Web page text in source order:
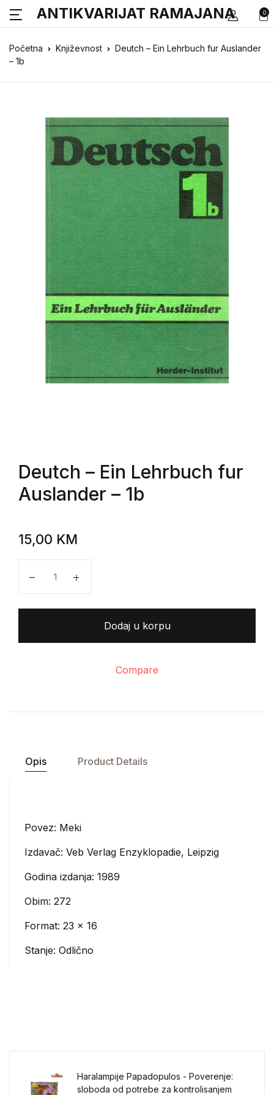
0
ANTIKVARIJAT RAMAJANA
Početna Književnost
Deutch – Ein Lehrbuch fur Auslander
– 1b
Deutch – Ein Lehrbuch fur
Auslander – 1b
15,00 KM
Dodaj u korpu
Compare
Opis Product Details
Povez: Meki
Izdavač: Veb Verlag Enzyklopadie, Leipzig
Godina izdanja: 1989
Obim: 272
Format: 23 x 16
Stanje: Odlično
Haralampije Papadopulos - Poverenje:
sloboda od potrebe za kontrolisanjem